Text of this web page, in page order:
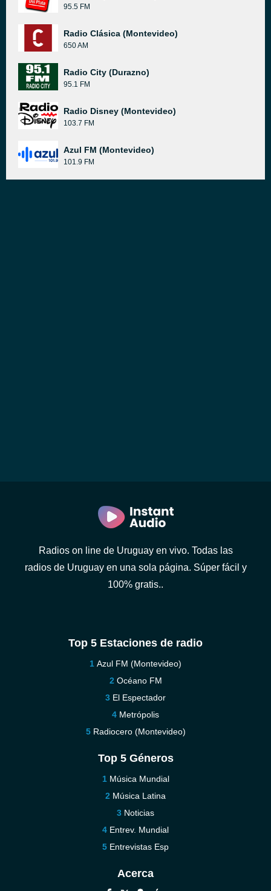
95.5 FM
Radio Clásica (Montevideo)
650 AM
Radio City (Durazno)
95.1 FM
Radio Disney (Montevideo)
103.7 FM
Azul FM (Montevideo)
101.9 FM
Radios on line de Uruguay en vivo. Todas las
radios de Uruguay en una sola página. Súper fácil y
100% gratis..
Top 5 Estaciones de radio
Azul FM (Montevideo)
Océano FM
El Espectador
Metrópolis
Radiocero (Montevideo)
Top 5 Géneros
Música Mundial
Música Latina
Noticias
Entrev. Mundial
Entrevistas Esp
Acerca